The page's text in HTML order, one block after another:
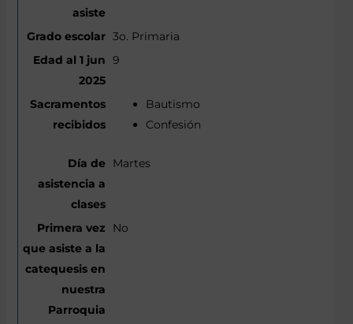
3o. Primaria
9
Bautismo
Confesión
Martes
No